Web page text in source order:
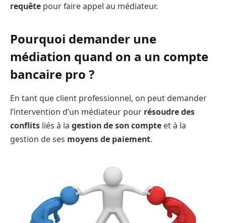
requête pour faire appel au médiateur.
Pourquoi demander une
médiation quand on a un compte
bancaire pro ?
En tant que client professionnel, on peut demander
l’intervention d’un médiateur pour résoudre des
conflits liés à la gestion de son compte et à la
gestion de ses moyens de paiement.